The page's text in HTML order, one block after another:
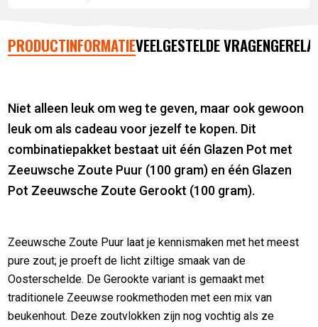
PRODUCTINFORMATIEVEELGESTELDE VRAGEN
Niet alleen leuk om weg te geven, maar ook gewoon
leuk om als cadeau voor jezelf te kopen. Dit
combinatiepakket bestaat uit één Glazen Pot met
Zeeuwsche Zoute Puur (100 gram) en één Glazen
Pot Zeeuwsche Zoute Gerookt (100 gram).
Zeeuwsche Zoute Puur laat je kennismaken met het meest
pure zout; je proeft de licht ziltige smaak van de
Oosterschelde. De Gerookte variant is gemaakt met
traditionele Zeeuwse rookmethoden met een mix van
beukenhout. Deze zoutvlokken zijn nog vochtig als ze